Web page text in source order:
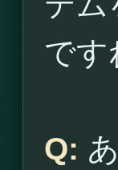
です
Q: